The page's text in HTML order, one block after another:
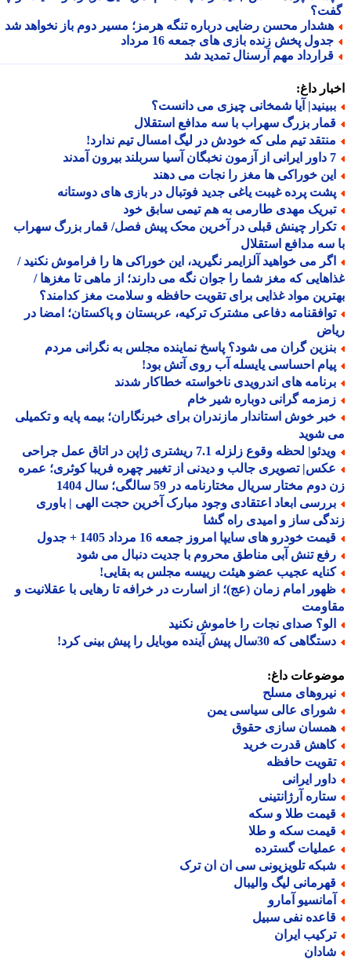
محسن رضایی درباره تنگه هرمز؛ مسیر دوم باز نخواهد شد
پخش زنده بازی های جمعه 16 مرداد
مهم آرسنال تمدید شد
داغ:
آیا شمخانی چیزی می دانست؟
بزرگ سهراب با سه مدافع استقلال
تیم ملی که خودش در لیگ امسال تیم ندارد!
خوراکی ها مغز را نجات می دهند
پرده غیبت یاغی جدید فوتبال در بازی های دوستانه
مهدی طارمی به هم تیمی سابق خود
چینش قبلی در آخرین محک پیش فصل/ قمار بزرگ سهراب
سه مدافع استقلال
می خواهید آلزایمر نگیرید، این خوراکی ها را فراموش نکنید /
که مغز شما را جوان نگه می دارند؛ از ماهی تا مغزها /
مواد غذایی برای تقویت حافظه و سلامت مغز کدامند؟
دفاعی مشترک ترکیه، عربستان و پاکستان؛ امضا در
گران می شود؟ پاسخ نماینده مجلس به نگرانی مردم
احساسی یایسله آب روی آتش بود!
های اندرویدی ناخواسته خطاکار شدند
گرانی دوباره شیر خام
خوش استاندار مازندران برای خبرنگاران؛ بیمه پایه و تکمیلی
شوید
لحظه وقوع زلزله 7.1 ریشتری ژاپن در اتاق عمل جراحی
تصویری جالب و دیدنی از تغییر چهره فریبا کوثری؛ عمره
مختار سریال مختارنامه در 59 سالگی؛ سال 1404
ابعاد اعتقادی وجود مبارک آخرین حجت الهی | باوری
ساز و امیدی راه گشا
خودرو های سایپا امروز جمعه 16 مرداد 1405 + جدول
تنش آبی مناطق محروم با جدیت دنبال می شود
عجیب عضو هیئت رییسه مجلس به بقایی!
امام زمان (عج)؛ از اسارت در خرافه تا رهایی با عقلانیت و
صدای نجات را خاموش نکنید
که 30سال پیش آینده موبایل را پیش بینی کرد!
داغ:
مسلح
عالی سیاسی یمن
سازی حقوق
قدرت خرید
حافظه
ایرانی
آرژانتینی
طلا و سکه
سکه و طلا
گسترده
تلویزیونی سی ان ان ترک
لیگ والیبال
آمارو
نفی سبیل
ایران